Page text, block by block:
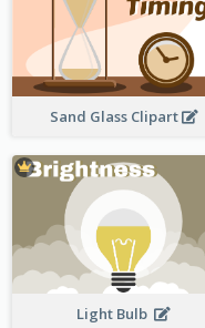
Sand Glass Clipart
Light Bulb